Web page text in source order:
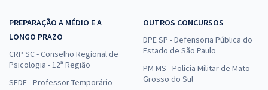
PREPARAÇÃO A MÉDIO E A
LONGO PRAZO
CRP SC - Conselho Regional de
Psicologia - 12ª Região
SEDF - Professor Temporário
OUTROS CONCURSOS
DPE SP - Defensoria Pública do
Estado de São Paulo
PM MS - Polícia Militar de Mato
Grosso do Sul